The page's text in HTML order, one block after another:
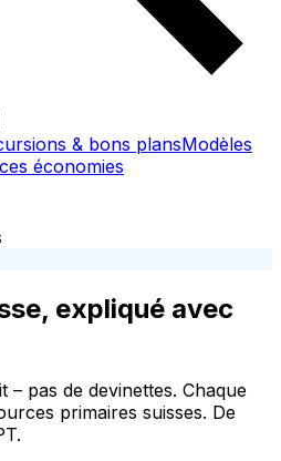
& bons plansModèles
économies
expliqué avec
– pas de devinettes. Chaque
primaires suisses. De